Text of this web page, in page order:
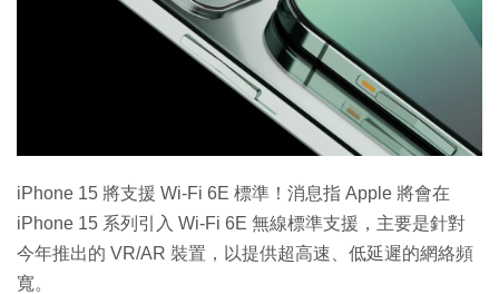
iPhone 15 將支援 Wi-Fi 6E 標準！消息指 Apple 將會在
iPhone 15 系列引入 Wi-Fi 6E 無線標準支援，主要是針對
今年推出的 VR/AR 裝置，以提供超高速、低延遲的網絡頻
寬。